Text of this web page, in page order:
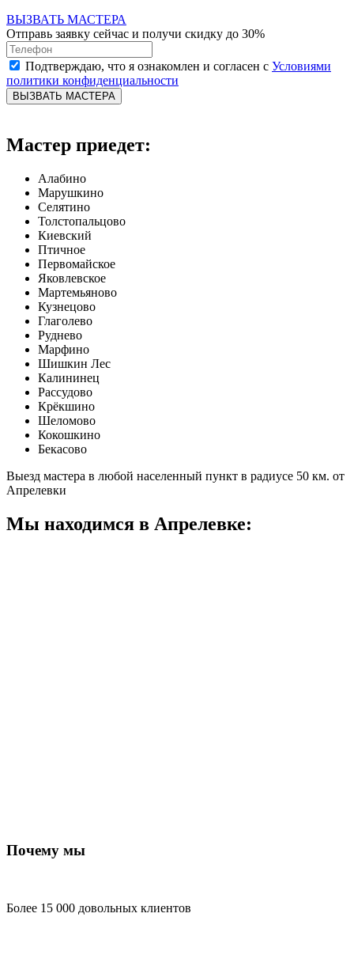
ВЫЗВАТЬ МАСТЕРА
Отправь заявку сейчас и получи скидку до 30%
Подтверждаю, что я ознакомлен и согласен с Условиями
политики конфиденциальности
ВЫЗВАТЬ МАСТЕРА
Мастер приедет:
Алабино
Марушкино
Селятино
Толстопальцово
Киевский
Птичное
Первомайское
Яковлевское
Мартемьяново
Кузнецово
Глаголево
Руднево
Марфино
Шишкин Лес
Калининец
Рассудово
Крёкшино
Шеломово
Кокошкино
Бекасово
Выезд мастера в любой населенный пункт в радиусе 50 км. от
Апрелевки
Мы находимся в Апрелевке:
Почему мы
Более 15 000 довольных клиентов